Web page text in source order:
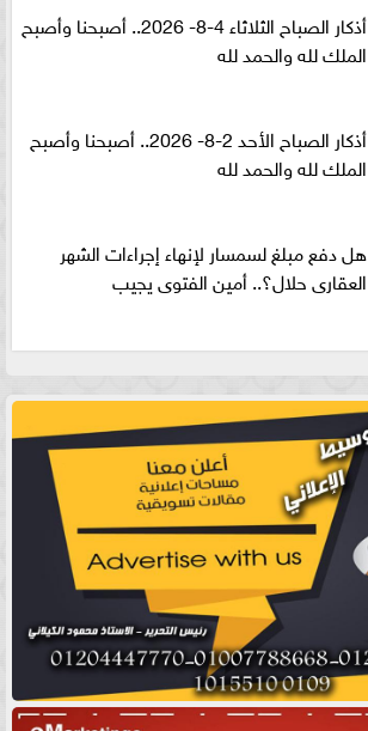
أذكار الصباح الثلاثاء 4-8- 2026.. أصبحنا وأصبح
الملك لله والحمد لله
أذكار الصباح الأحد 2-8- 2026.. أصبحنا وأصبح
الملك لله والحمد لله
هل دفع مبلغ لسمسار لإنهاء إجراءات الشهر
العقارى حلال؟.. أمين الفتوى يجيب